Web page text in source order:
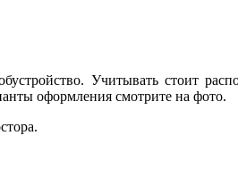
Учитывать стоит
оформления смотрите на фото.